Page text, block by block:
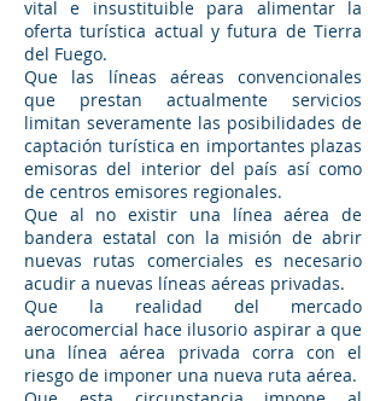
vital e insustituible para alimentar la
oferta turística actual y futura de Tierra
del Fuego.
Que las líneas aéreas convencionales
que prestan actualmente servicios
limitan severamente las posibilidades de
captación turística en importantes plazas
emisoras del interior del país así como
de centros emisores regionales.
Que al no existir una línea aérea de
bandera estatal con la misión de abrir
nuevas rutas comerciales es necesario
acudir a nuevas líneas aéreas privadas.
Que la realidad del mercado
aerocomercial hace ilusorio aspirar a que
una línea aérea privada corra con el
riesgo de imponer una nueva ruta aérea.